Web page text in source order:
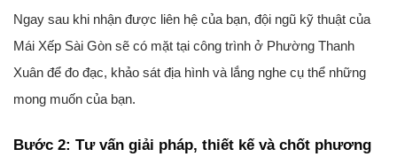
Ngay sau khi nhận được liên hệ của bạn, đội ngũ kỹ thuật của
Mái Xếp Sài Gòn sẽ có mặt tại công trình ở Phường Thanh
Xuân để đo đạc, khảo sát địa hình và lắng nghe cụ thể những
mong muốn của bạn.
Bước 2: Tư vấn giải pháp, thiết kế và chốt phương